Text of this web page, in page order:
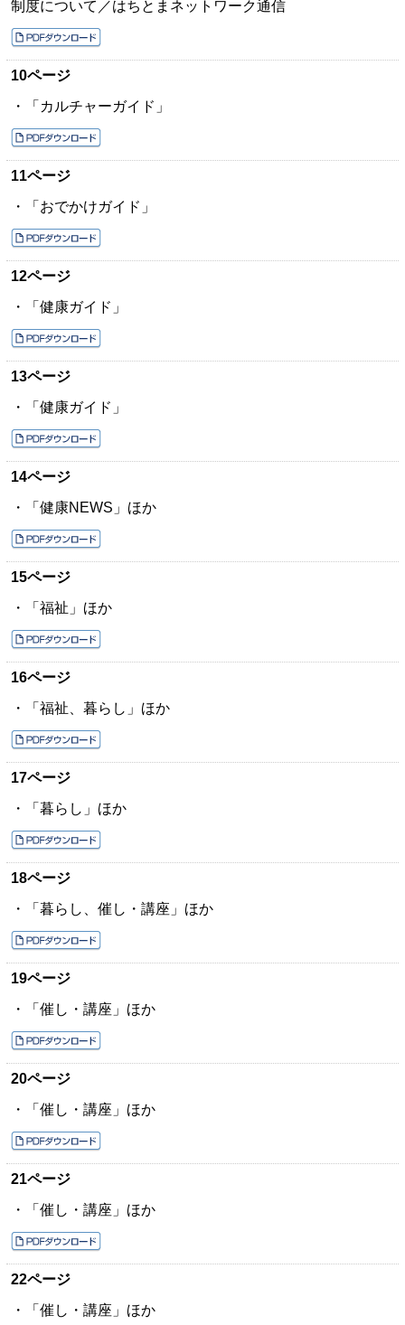
制度について／はちとまネットワーク通信
10ページ
・「カルチャーガイド」
11ページ
・「おでかけガイド」
12ページ
・「健康ガイド」
13ページ
・「健康ガイド」
14ページ
・「健康NEWS」ほか
15ページ
・「福祉」ほか
16ページ
・「福祉、暮らし」ほか
17ページ
・「暮らし」ほか
18ページ
・「暮らし、催し・講座」ほか
19ページ
・「催し・講座」ほか
20ページ
・「催し・講座」ほか
21ページ
・「催し・講座」ほか
22ページ
・「催し・講座」ほか